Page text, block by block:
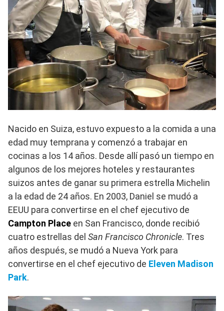
Nacido en Suiza, estuvo expuesto a la comida a una
edad muy temprana y comenzó a trabajar en
cocinas a los 14 años. Desde allí pasó un tiempo en
algunos de los mejores hoteles y restaurantes
suizos antes de ganar su primera estrella Michelin
a la edad de 24 años. En 2003, Daniel se mudó a
EEUU para convertirse en el chef ejecutivo de
Campton Place en San Francisco, donde recibió
cuatro estrellas del San Francisco Chronicle. Tres
años después, se mudó a Nueva York para
convertirse en el chef ejecutivo de Eleven Madison
Park.